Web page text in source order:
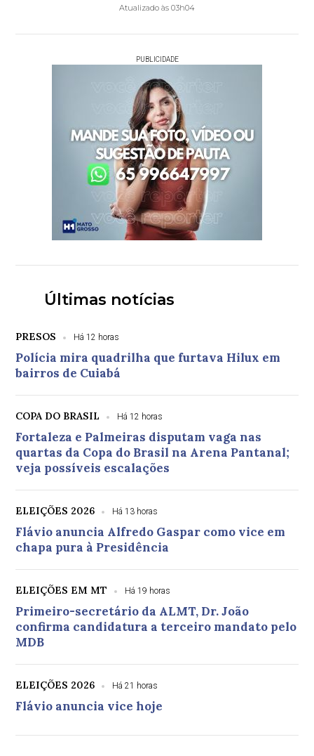
Atualizado às 03h04
PUBLICIDADE
Últimas notícias
PRESOS Há 12 horas
Polícia mira quadrilha que furtava Hilux em
bairros de Cuiabá
COPA DO BRASIL Há 12 horas
Fortaleza e Palmeiras disputam vaga nas
quartas da Copa do Brasil na Arena Pantanal;
veja possíveis escalações
ELEIÇÕES 2026 Há 13 horas
Flávio anuncia Alfredo Gaspar como vice em
chapa pura à Presidência
ELEIÇÕES EM MT Há 19 horas
Primeiro-secretário da ALMT, Dr. João
confirma candidatura a terceiro mandato pelo
MDB
ELEIÇÕES 2026 Há 21 horas
Flávio anuncia vice hoje